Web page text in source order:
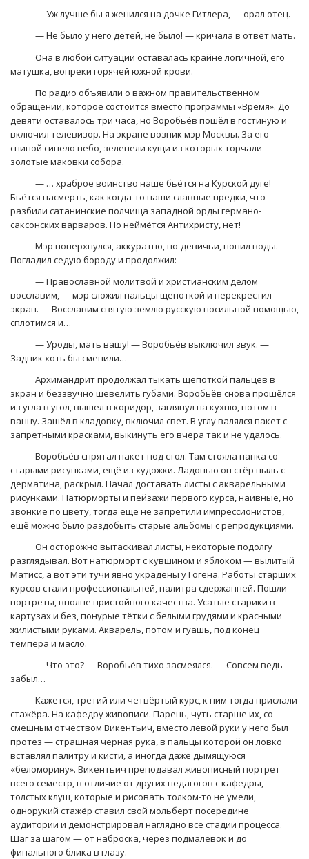
— Уж лучше бы я женился на дочке Гитлера, — орал отец.
— Не было у него детей, не было! — кричала в ответ мать.
Она в любой ситуации оставалась крайне логичной, его
матушка, вопреки горячей южной крови.
По радио объявили о важном правительственном
обращении, которое состоится вместо программы «Время». До
девяти оставалось три часа, но Воробьёв пошёл в гостиную и
включил телевизор. На экране возник мэр Москвы. За его
спиной синело небо, зеленели кущи из которых торчали
золотые маковки собора.
— … храброе воинство наше бьётся на Курской дуге!
Бьётся насмерть, как когда-то наши славные предки, что
разбили сатанинские полчища западной орды германо-
саксонских варваров. Но неймётся Антихристу, нет!
Мэр поперхнулся, аккуратно, по-девичьи, попил воды.
Погладил седую бороду и продолжил:
— Православной молитвой и христианским делом
восславим, — мэр сложил пальцы щепоткой и перекрестил
экран. — Восславим святую землю русскую посильной помощью,
сплотимся и…
— Уроды, мать вашу! — Воробьёв выключил звук. —
Задник хоть бы сменили…
Архимандрит продолжал тыкать щепоткой пальцев в
экран и беззвучно шевелить губами. Воробьёв снова прошёлся
из угла в угол, вышел в коридор, заглянул на кухню, потом в
ванну. Зашёл в кладовку, включил свет. В углу валялся пакет с
запретными красками, выкинуть его вчера так и не удалось.
Воробьёв спрятал пакет под стол. Там стояла папка со
старыми рисунками, ещё из художки. Ладонью он стёр пыль с
дерматина, раскрыл. Начал доставать листы с акварельными
рисунками. Натюрморты и пейзажи первого курса, наивные, но
звонкие по цвету, тогда ещё не запретили импрессионистов,
ещё можно было раздобыть старые альбомы с репродукциями.
Он осторожно вытаскивал листы, некоторые подолгу
разглядывал. Вот натюрморт с кувшином и яблоком — вылитый
Матисс, а вот эти тучи явно украдены у Гогена. Работы старших
курсов стали профессиональней, палитра сдержанней. Пошли
портреты, вполне пристойного качества. Усатые старики в
картузах и без, понурые тётки с белыми грудями и красными
жилистыми руками. Акварель, потом и гуашь, под конец
темпера и масло.
— Что это? — Воробьёв тихо засмеялся. — Совсем ведь
забыл…
Кажется, третий или четвёртый курс, к ним тогда прислали
стажёра. На кафедру живописи. Парень, чуть старше их, со
смешным отчеством Викентьич, вместо левой руки у него был
протез — страшная чёрная рука, в пальцы которой он ловко
вставлял палитру и кисти, а иногда даже дымящуюся
«беломорину». Викентьич преподавал живописный портрет
всего семестр, в отличие от других педагогов с кафедры,
толстых клуш, которые и рисовать толком-то не умели,
однорукий стажёр ставил свой мольберт посередине
аудитории и демонстрировал наглядно все стадии процесса.
Шаг за шагом — от наброска, через подмалёвок и до
финального блика в глазу.